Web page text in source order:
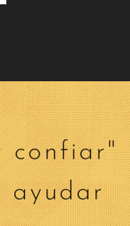
confiar"
ayudar